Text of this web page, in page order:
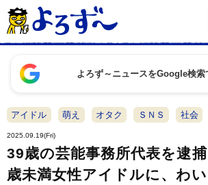
よろず～ニュースをGoogle検索
アイドル 萌え オタク ＳＮＳ 社会
2025.09.19(Fri)
39歳の芸能事務所代表を逮
歳未満女性アイドルに、わ